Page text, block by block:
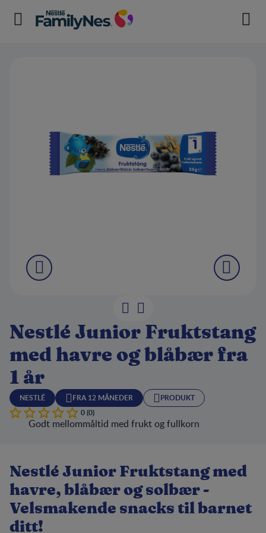
Nestlé Junior Fruktstang
med havre og blåbær fra
1 år
NESTLÉ FRA 12 MÅNEDER
PRODUKT
0 (0)
Godt mellommåltid med frukt og fullkorn
Nestlé Junior Fruktstang med
havre, blåbær og solbær -
Velsmakende snacks til barnet
ditt!